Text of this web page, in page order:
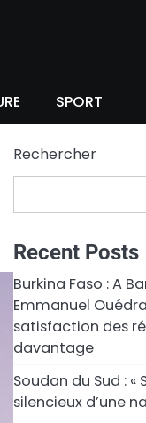
SPORT
Rechercher
Recent Posts
Burkina Faso : A
Emmanuel
satisfaction des
davantage
Soudan du Sud : «
silencieux d’une